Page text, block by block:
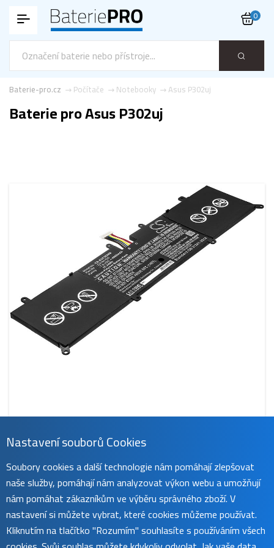
0
Asus P302uj
Notebooky
Počítače
Baterie-pro.cz
Baterie pro Asus P302uj
679 Kč
obvykle do 45 dnů koupit
Nastavení souborů Cookies
Soubory cookies a další technologie nám pomáhají zlepšovat
naše služby, pomáhají nám analyzovat výkon webu a umožňují
nám pomáhat zákazníkům ve výběru správného zboží. V
nastavení si můžete vybrat, které cookies můžeme používat.
Kliknutím na tlačítko "Rozumím" souhlasíte s používáním všech